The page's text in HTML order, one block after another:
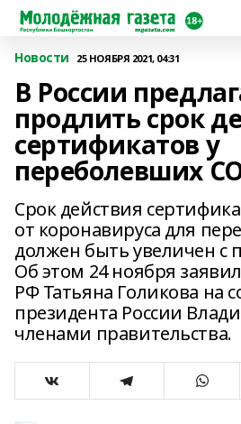
Новости 25 НОЯБРЯ 2021, 04:31
В России
продлить срок
сертификатов у
переболевших
Срок действия
от коронавируса для
должен быть увeличен с
Об этом 24 ноября
РФ Татьяна Голикова на
прeзидента России
членами правитeльства.